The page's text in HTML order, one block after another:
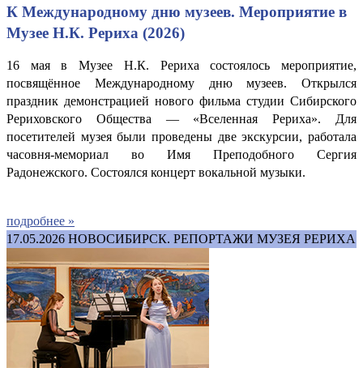
К Международному дню музеев. Мероприятие в
Музее Н.К. Рериха (2026)
16 мая в Музее Н.К. Рериха состоялось мероприятие,
посвящённое Международному дню музеев. Открылся
праздник демонстрацией нового фильма студии Сибирского
Рериховского Общества — «Вселенная Рериха». Для
посетителей музея были проведены две экскурсии, работала
часовня-мемориал во Имя Преподобного Сергия
Радонежского. Состоялся концерт вокальной музыки.
подробнее »
17.05.2026 НОВОСИБИРСК. РЕПОРТАЖИ МУЗЕЯ РЕРИХА